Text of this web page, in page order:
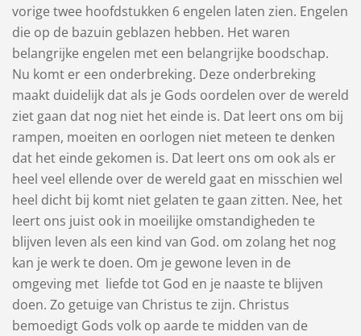
vorige twee hoofdstukken 6 engelen laten zien. Engelen
die op de bazuin geblazen hebben. Het waren
belangrijke engelen met een belangrijke boodschap.
Nu komt er een onderbreking. Deze onderbreking
maakt duidelijk dat als je Gods oordelen over de wereld
ziet gaan dat nog niet het einde is. Dat leert ons om bij
rampen, moeiten en oorlogen niet meteen te denken
dat het einde gekomen is. Dat leert ons om ook als er
heel veel ellende over de wereld gaat en misschien wel
heel dicht bij komt niet gelaten te gaan zitten. Nee, het
leert ons juist ook in moeilijke omstandigheden te
blijven leven als een kind van God. om zolang het nog
kan je werk te doen. Om je gewone leven in de
omgeving met liefde tot God en je naaste te blijven
doen. Zo getuige van Christus te zijn. Christus
bemoedigt Gods volk op aarde te midden van de